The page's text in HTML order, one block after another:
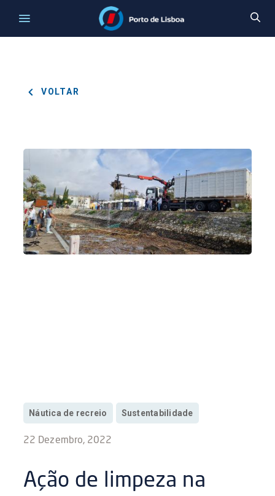
VOLTAR
Náutica de recreio Sustentabilidade
22 Dezembro, 2022
Ação de limpeza na